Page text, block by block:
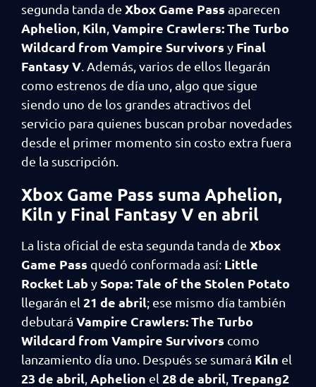
segunda tanda de Xbox Game Pass aparecen
Aphelion Kiln Vampire Crawlers: The Turbo
Wildcard from Vampire Survivors y Final
Fantasy V . Además, varios de ellos llegarán
como estrenos de día uno, algo que sigue
siendo uno de los grandes atractivos del
servicio para quienes buscan probar novedades
desde el primer momento sin costo extra fuera
de la suscripción.
Xbox Game Pass suma Aphelion,
Kiln y Final Fantasy V en abril
La lista oficial de esta segunda tanda de Xbox
Game Pass quedó conformada así: Little
Rocket Lab ySopa: Tale of the Stolen Potato
llegarán el 21 de abril; ese mismo día también
debutará Vampire Crawlers: The Turbo
Wildcard from Vampire Survivors como
lanzamiento día uno. Después se sumará Kiln el
23 de abril Aphelion el 28 de abril Trepang2